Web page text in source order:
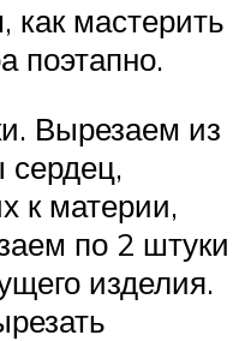
как мастерить
поэтапно.
Вырезаем из
к материи,
по 2 штуки
изделия.